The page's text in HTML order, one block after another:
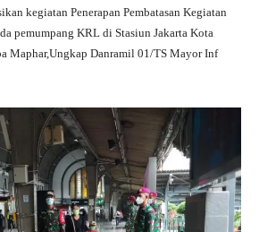
kegiatan Penerapan Pembatasan Kegiatan
pemumpang KRL di Stasiun Jakarta Kota
Maphar,Ungkap Danramil 01/TS Mayor Inf